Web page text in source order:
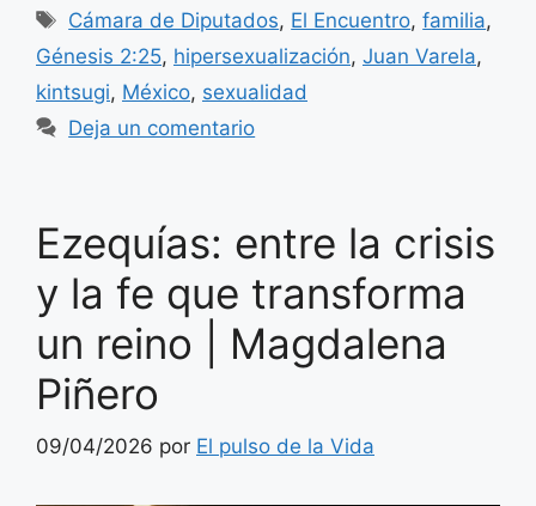
Etiquetas
Cámara de Diputados, El Encuentro,familia,
Génesis 2:25, hipersexualización, Juan Varela,
kintsugi, México, sexualidad
Deja un comentario
Ezequías: entre la crisis
y la fe que transforma
un reino | Magdalena
Piñero
09/04/2026 por El pulso de la Vida